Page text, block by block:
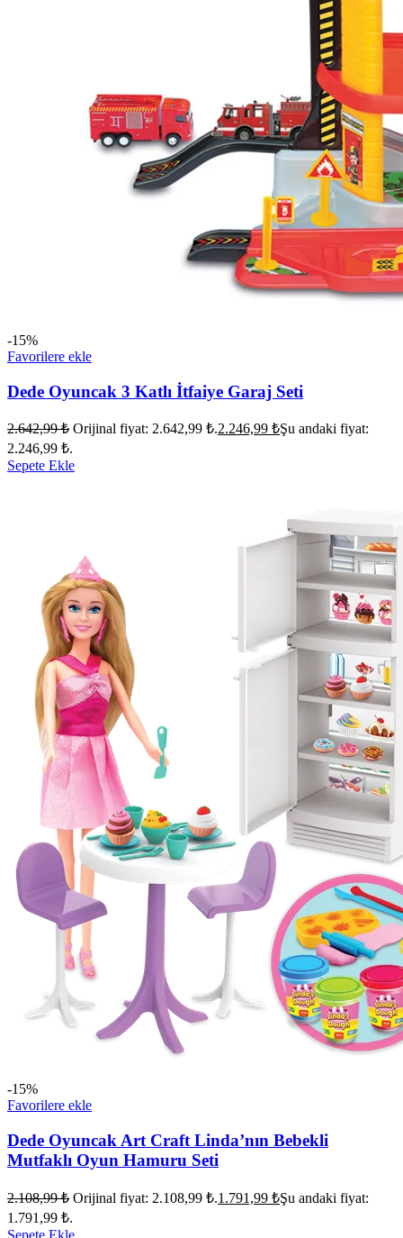
-15%
Favorilere ekle
Dede Oyuncak 3 Katlı İtfaiye Garaj Seti
2.642,99₺ Orijinal fiyat: 2.642,99 ₺.2.246,99 ₺Şu andaki fiyat:
2.246,99 ₺.
Sepete Ekle
-15%
Favorilere ekle
Dede Oyuncak Art Craft Linda’nın Bebekli
Mutfaklı Oyun Hamuru Seti
2.108,99₺ Orijinal fiyat: 2.108,99 ₺.1.791,99 ₺Şu andaki fiyat:
1.791,99 ₺.
Sepete Ekle